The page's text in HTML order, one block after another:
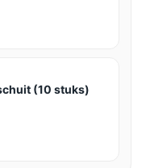
(10 stuks)